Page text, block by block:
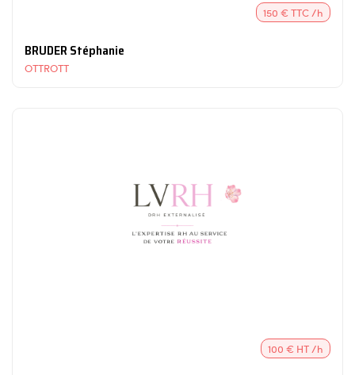
150 € TTC /h
BRUDER Stéphanie
OTTROTT
100 € HT /h